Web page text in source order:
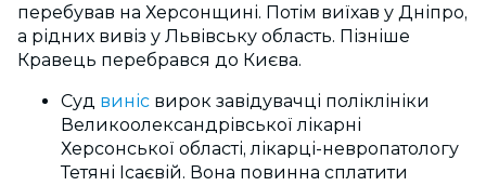
перебував на Херсонщині. Потім виїхав у Дніпро,
а рідних вивіз у Львівську область. Пізніше
Кравець перебрався до Києва.
Суд виніс вирок завідувачці поліклініки
Великоолександрівської лікарні
Херсонської області, лікарці-невропатологу
Тетяні Ісаєвій. Вона повинна сплатити